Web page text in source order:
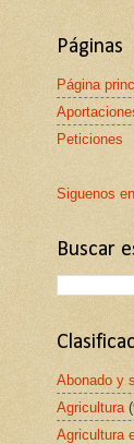
Páginas
Página
Peticiones
Siguenos
Buscar
Abonado y
Agricultura
Agricultura